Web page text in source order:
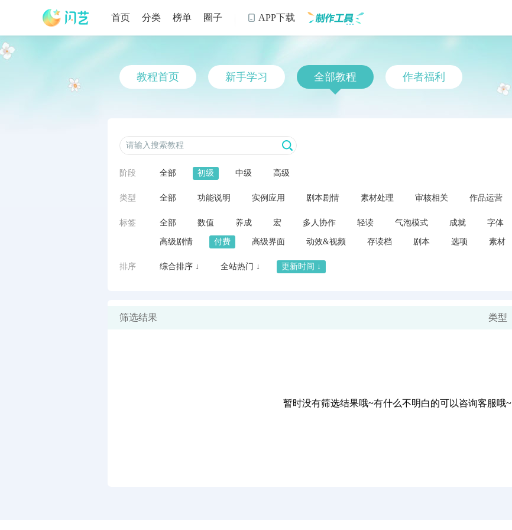
首页 分类 榜单 圈子  APP下载
教程首页 新手学习 全部教程 作者福利
阶段 全部 初级 中级 高级
类型 全部 功能说明 实例应用 剧本剧情 素材处理 审核相关 作品运营
标签 全部 数值 养成 宏 多人协作 轻读 气泡模式 成就 字体
高级剧情 付费 高级界面 动效&视频 存读档 剧本 选项 素材
排序 综合排序 ↓ 全站热门 ↓ 更新时间 ↓
筛选结果 类型
暂时没有筛选结果哦~有什么不明白的可以咨询客服哦~